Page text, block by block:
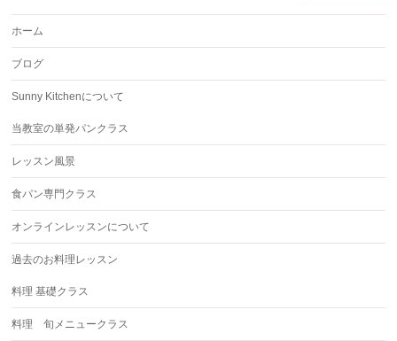
ホーム
ブログ
Sunny Kitchenについて
当教室の単発パンクラス
レッスン風景
食パン専門クラス
オンラインレッスンについて
過去のお料理レッスン
料理 基礎クラス
料理 旬メニュークラス